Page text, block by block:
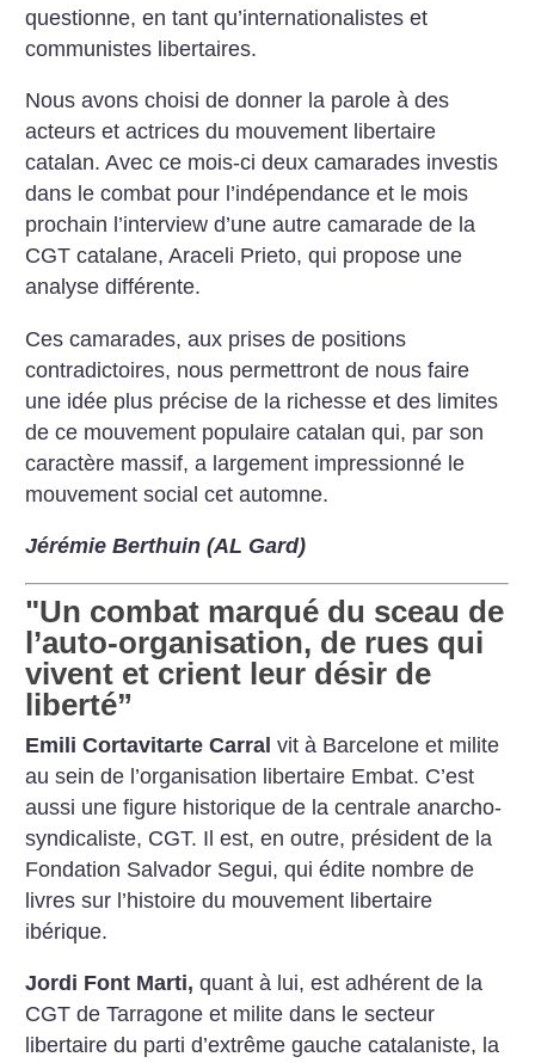
questionne, en tant qu’internationalistes et
communistes libertaires.
Nous avons choisi de donner la parole à des
acteurs et actrices du mouvement libertaire
catalan. Avec ce mois-ci deux camarades investis
dans le combat pour l’indépendance et le mois
prochain l’interview d’une autre camarade de la
CGT catalane, Araceli Prieto, qui propose une
analyse différente.
Ces camarades, aux prises de positions
contradictoires, nous permettront de nous faire
une idée plus précise de la richesse et des limites
de ce mouvement populaire catalan qui, par son
caractère massif, a largement impressionné le
mouvement social cet automne.
Jérémie Berthuin (AL Gard)
"Un combat marqué du sceau de
l’auto-organisation, de rues qui
vivent et crient leur désir de
liberté”
Emili Cortavitarte Carral vit à Barcelone et milite
au sein de l’organisation libertaire Embat. C’est
aussi une figure historique de la centrale anarcho-
syndicaliste, CGT. Il est, en outre, président de la
Fondation Salvador Segui, qui édite nombre de
livres sur l’histoire du mouvement libertaire
ibérique.
Jordi Font Marti, quant à lui, est adhérent de la
CGT de Tarragone et milite dans le secteur
libertaire du parti d’extrême gauche catalaniste, la